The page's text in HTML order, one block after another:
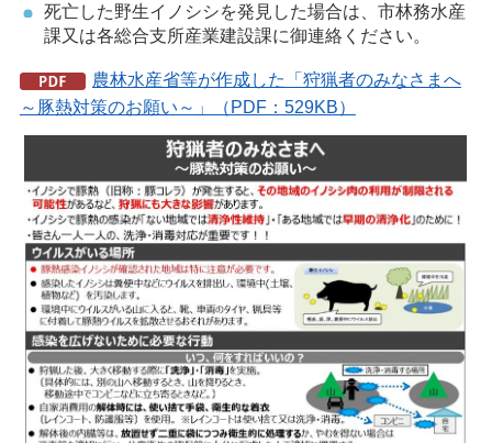
死亡した野生イノシシを発見した場合は、市林務水産
課又は各総合支所産業建設課に御連絡ください。
農林水産省等が作成した「狩猟者のみなさまへ
～豚熱対策のお願い～」（PDF：529KB）